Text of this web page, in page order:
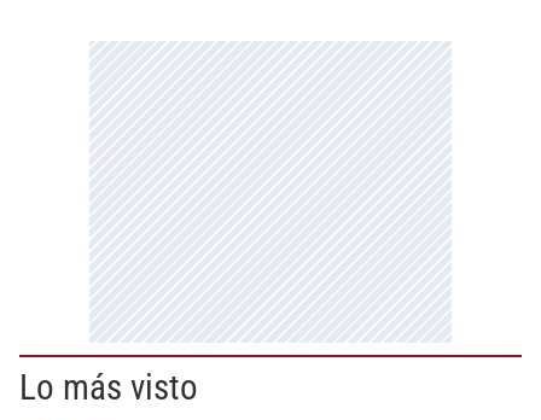
Lo más visto